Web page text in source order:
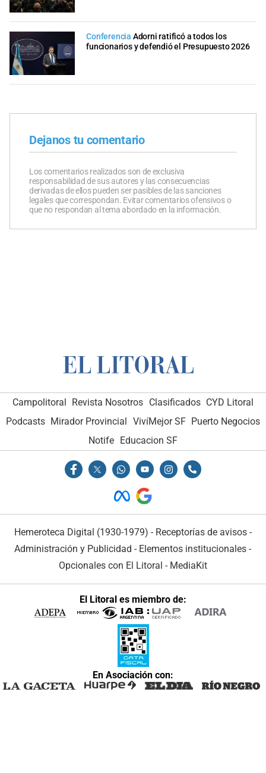
Conferencia Adorni ratificó a todos los
funcionarios y defendió el Presupuesto 2026
Dejanos tu comentario
Los comentarios realizados son de exclusiva
responsabilidad de sus autores y las consecuencias
derivadas de ellos pueden ser pasibles de las sanciones
legales que correspondan. Evitar comentarios ofensivos o
que no respondan al tema abordado en la información.
Campolitoral Revista Nosotros Clasificados CYD Litoral
Podcasts Mirador Provincial VivíMejor SF Puerto Negocios
Notife Educacion SF
Hemeroteca Digital (1930-1979) - Receptorías de avisos -
Administración y Publicidad - Elementos institucionales -
Opcionales con El Litoral - MediaKit
El Litoral es miembro de:
En Asociación con: